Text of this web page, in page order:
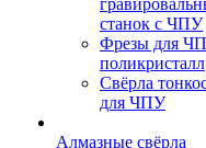
станок с ЧПУ
Фрезы для
поликристалл
Свёрла
для ЧПУ
Алмазные свёрла